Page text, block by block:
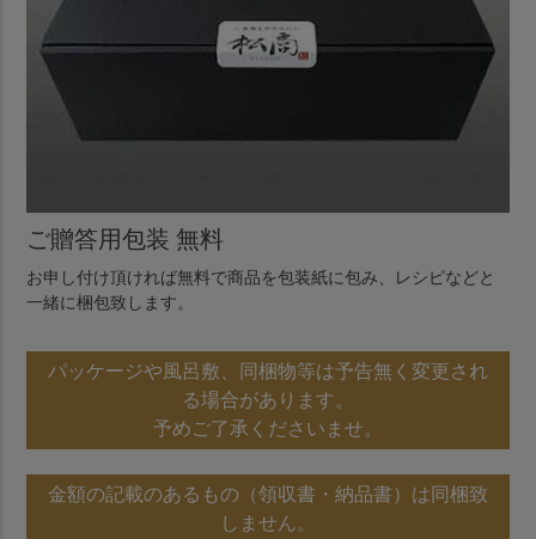
ご贈答用包装 無料
お申し付け頂ければ無料で商品を包装紙に包み、レシピなどと
一緒に梱包致します。
パッケージや風呂敷、同梱物等は予告無く変更され
る場合があります。
予めご了承くださいませ。
金額の記載のあるもの（領収書・納品書）は同梱致
しません。